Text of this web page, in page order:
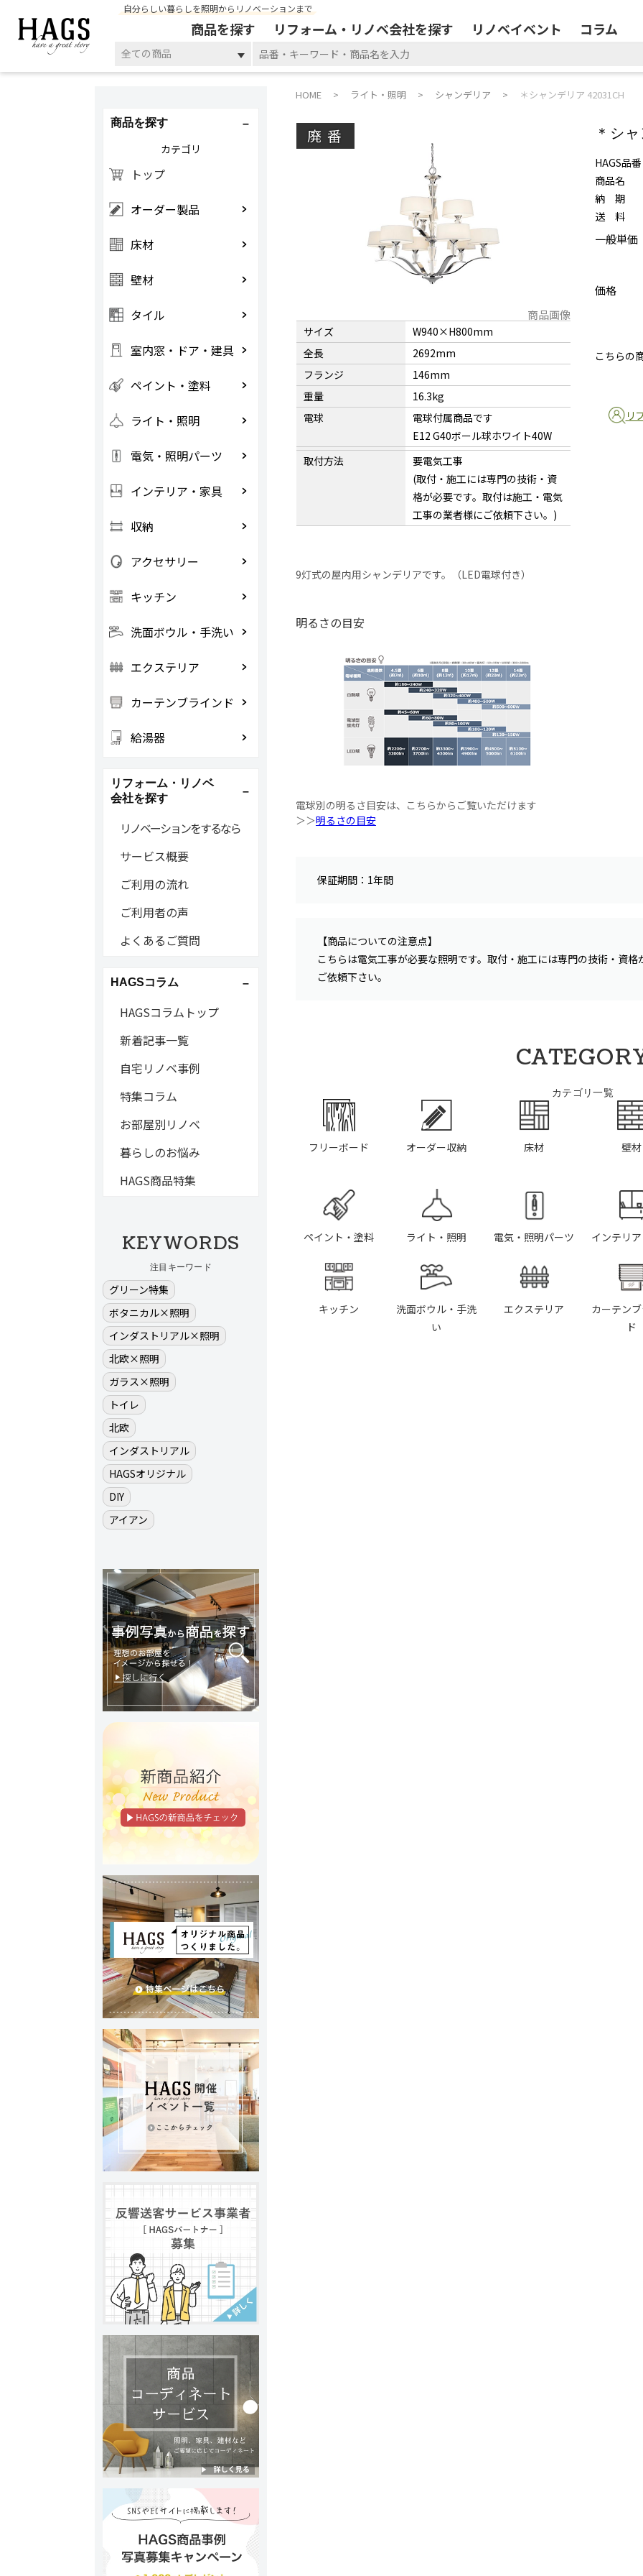
自分らしい暮らしを照明からリノベーションまで
商品を探す リフォーム・リノベ会社を探す リノベイベント コラム
全ての商品
HOME ライト・照明 シャンデリア ＊シャンデリア 42031CH
廃番
商品画像
サイズ
W940×H800mm
全長
2692mm
フランジ
146mm
重量
16.3kg
電球
電球付属商品です
E12 G40ボール球ホワイト40W
取付方法
要電気工事
(取付・施工には専門の技術・資
格が必要です。取付は施工・電気
工事の業者様にご依頼下さい。)
＊シ
HAGS品番
商品名
納 期
送 料
一般単価
価格
こちらの
リ
9灯式の屋内用シャンデリアです。（LED電球付き）
明るさの目安
電球別の明るさ目安は、こちらからご覧いただけます
＞＞明るさの目安
保証期間：1年間
【商品についての注意点】
こちらは電気工事が必要な照明です。取付・施工には専門の技術・資
ご依頼下さい。
カテゴリ一覧
フリーボード オーダー収納 床材 壁材
ペイント・塗料 ライト・照明 電気・照明パーツ インテリ
キッチン
洗面ボウル・手洗
い
エクステリア
カーテン
ド
商品を探す
カテゴリ
トップ
オーダー製品
床材
壁材
タイル
室内窓・ドア・建具
ペイント・塗料
ライト・照明
電気・照明パーツ
インテリア・家具
収納
アクセサリー
キッチン
洗面ボウル・手洗い
エクステリア
カーテンブラインド
給湯器
リフォーム・リノベ
会社を探す
リノベーションをするなら
サービス概要
ご利用の流れ
ご利用者の声
よくあるご質問
HAGSコラム
HAGSコラムトップ
新着記事一覧
自宅リノベ事例
特集コラム
お部屋別リノベ
暮らしのお悩み
HAGS商品特集
KEYWORDS
注目キーワード
グリーン特集
ボタニカル×照明
インダストリアル×照明
北欧×照明
ガラス×照明
トイレ
北欧
インダストリアル
HAGSオリジナル
DIY
アイアン